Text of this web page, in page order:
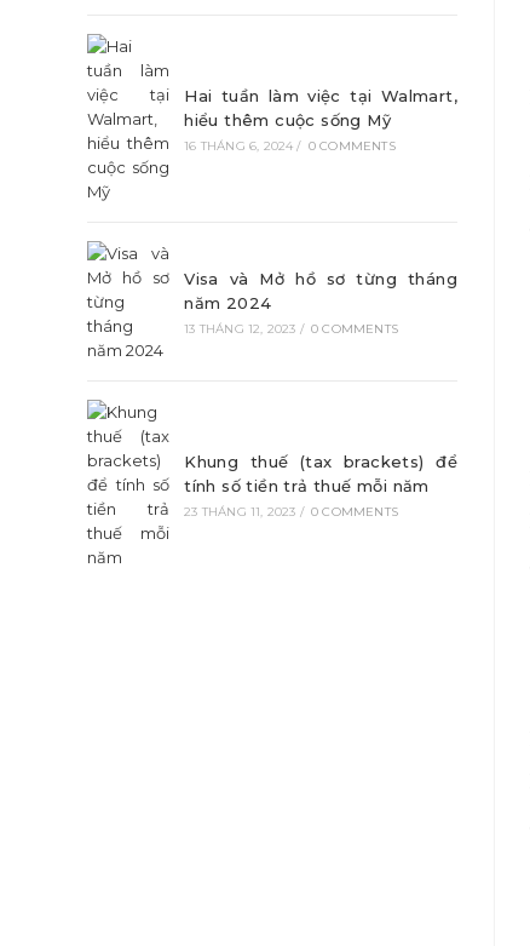
Hai tuần làm việc tại Walmart,
hiểu thêm cuộc sống Mỹ
16 THÁNG 6, 2024 / 0 COMMENTS
Visa và Mở hồ sơ từng tháng
năm 2024
13 THÁNG 12, 2023 / 0 COMMENTS
Khung thuế (tax brackets) để
tính số tiền trả thuế mỗi năm
23 THÁNG 11, 2023 / 0 COMMENTS